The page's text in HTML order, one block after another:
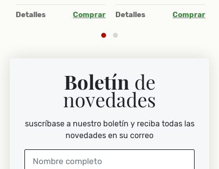
Detalles Comprar Detalles Comprar
Boletín de
novedades
suscríbase a nuestro boletín y reciba todas las
novedades en su correo